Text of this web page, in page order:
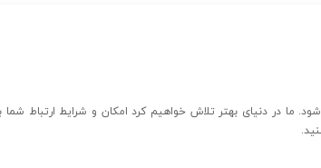
ما در دنیای بهتر تلاش خواهیم کرد امکان و شرایط ارتباط شما